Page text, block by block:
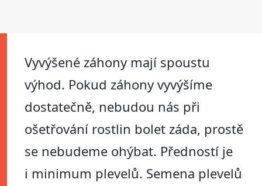
Vyvýšené záhony mají spoustu
výhod. Pokud záhony vyvýšíme
dostatečně, nebudou nás při
ošetřování rostlin bolet záda, prostě
se nebudeme ohýbat. Předností je
i minimum plevelů. Semena plevelů